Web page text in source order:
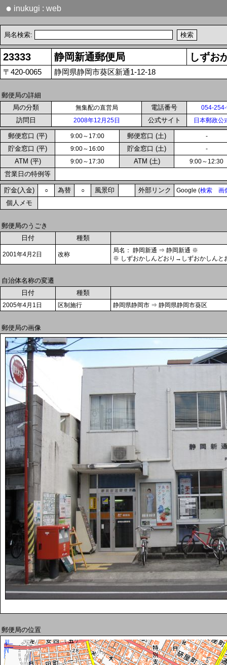
● inukugi : web
局名検索:
23333 静岡新通郵便局 しずお
〒420-0065 静岡県静岡市葵区新通1-12-18
郵便局の詳細
局の分類
無集配の直営局 電話番号 054-
訪問日 2008年12月25日 公式サイト 日本郵政公
郵便窓口 (平) 9:00～17:00 郵便窓口 (土) -
貯金窓口 (平) 9:00～16:00 貯金窓口 (土) -
ATM (平) 9:00～17:30 ATM (土) 9:00～12:30
営業日の特例等
貯金(入金) ○ 為替 ○ 風景印 外部リンク Google (検索 画
個人メモ
郵便局のうごき
日付
種類
2001年4月2日 改称
局名： 静岡新通 ⇒ 静岡新通 ※
※ しずおかしんどおり→しずおかしんと
自治体名称の変遷
日付
種類
2005年4月1日 区制施行 静岡県静岡市 ⇒ 静岡県静岡市葵区
郵便局の画像
郵便局の位置